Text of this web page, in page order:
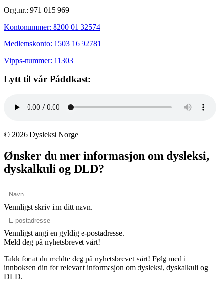
Org.nr.: 971 015 969
Kontonummer: 8200 ​​01 32574
Medlemskonto: 1503 16 92781
Vipps-nummer: 11303
Lytt til vår Påddkast:
© 2026 Dysleksi Norge
Ønsker du mer informasjon om dysleksi,
dyskalkuli og DLD?
Vennligst skriv inn ditt navn.
Vennligst angi en gyldig e-postadresse.
Meld deg på nyhetsbrevet vårt!
Takk for at du meldte deg på nyhetsbrevet vårt! Følg med i
innboksen din for relevant informasjon om dysleksi, dyskalkuli og
DLD.